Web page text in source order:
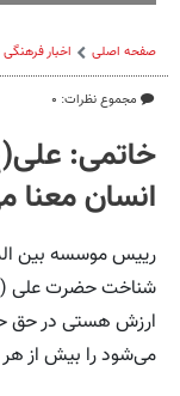
صفحه اصلی اخبار فرهنگی
مجموع نظرات: ۰
خاتمی:
انسان معنا
رییس موسسه‌ بین
شناخت حضرت علی (ع)
ارزش هستی در حق
می‌شود را بیش از